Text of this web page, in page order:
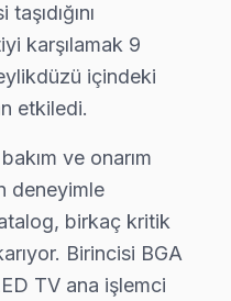
belgesi ve fatura ile
Kullanıcı
Yedek Parça –
için orijinal
yedek parça
OLED, QLED) ve LED
ve güç kartı
ve inverter kart değişimi
karşılamak 9
içindeki
etkiledi.
ve onarım
deneyimle
birkaç kritik
Birincisi BGA
TV ana işlemci